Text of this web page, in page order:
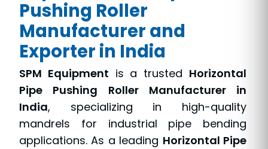
Pushing Roller
Manufacturer and
Exporter in India
SPM Equipment is a trusted Horizontal
Pipe Pushing Roller Manufacturer in
India, specializing in high-quality
mandrels for industrial pipe bending
applications. As a leading Horizontal Pipe